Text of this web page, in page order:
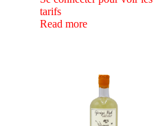
tarifs
Read more